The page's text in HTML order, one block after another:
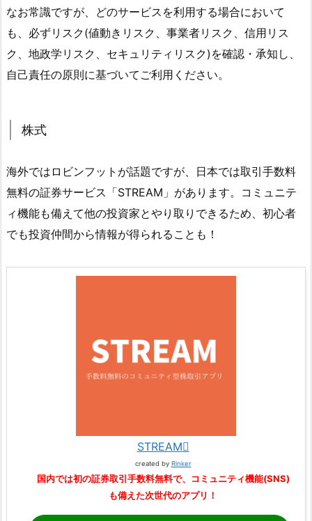
なお常識ですが、どのサービスを利用する場合において
も、必ずリスク(値動きリスク、事業者リスク、信用リス
ク、地政学リスク、セキュリティリスク)を確認・承知し、
自己責任の原則に基づいてご利用ください。
株式
海外ではロビンフットが話題ですが、日本では取引手数料
無料の証券サービス「STREAM」があります。コミュニテ
ィ機能も備えて他の投資家とやり取りできるため、初心者
でも投資仲間から情報が得られることも！
STREAM
created by Rinker
国内では初の証券取引手数料無料で、コミュニティ機能(SNS)
も備えた次世代のアプリ！